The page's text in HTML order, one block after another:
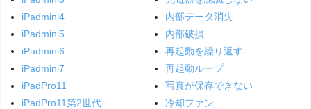
iPadmini4
iPadmini5
iPadmini6
iPadmini7
iPadPro11
iPadPro11第2世代
内部データ消失
内部破損
再起動を繰り返す
再起動ループ
写真が保存できない
冷却ファン